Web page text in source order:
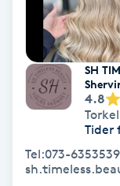
Japansk massage
K18
Katun fransar
Kemisk peeling
SH
4.8
Tider
Tel:073-